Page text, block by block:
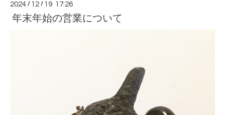
2024 / 12 / 19 17:26
年末年始の営業について